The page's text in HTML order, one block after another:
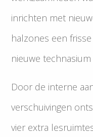
inrichten met
halzones een
nieuwe
Door de interne
verschuivingen
vier extra